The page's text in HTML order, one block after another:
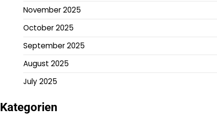
November 2025
October 2025
September 2025
August 2025
July 2025
Kategorien